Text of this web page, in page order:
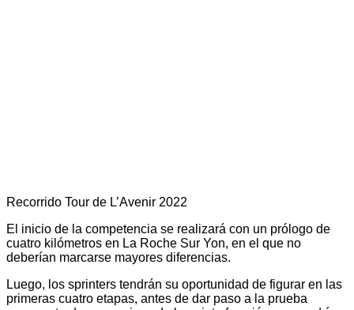
Recorrido Tour de L’Avenir 2022
El inicio de la competencia se realizará con un prólogo de
cuatro kilómetros en La Roche Sur Yon, en el que no
deberían marcarse mayores diferencias.
Luego, los sprinters tendrán su oportunidad de figurar en las
primeras cuatro etapas, antes de dar paso a la prueba